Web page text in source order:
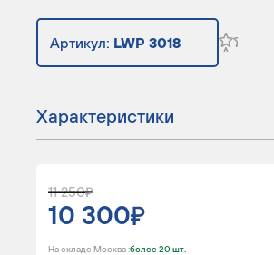
Артикул: LWP 3018
Характеристики
11 250
10 300
На складе Москва :более 20 шт.